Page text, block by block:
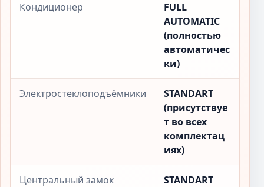
Кондиционер
FULL
AUTOMATIC
(полностью
автоматичес
ки)
Электростеклоподъёмники
STANDART
(присутствуе
т во всех
комплектац
иях)
Центральный замок
STANDART